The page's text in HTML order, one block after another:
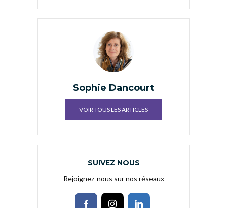
Sophie Dancourt
VOIR TOUS LES ARTICLES
SUIVEZ NOUS
Rejoignez-nous sur nos réseaux